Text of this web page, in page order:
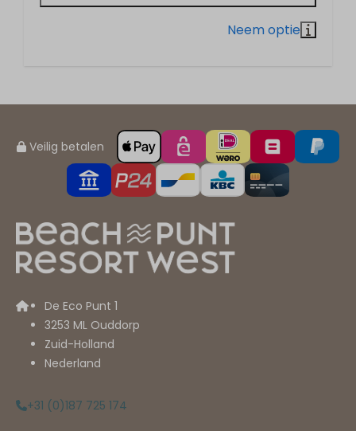
Veilig betalen
De Eco Punt 1
3253 ML Ouddorp
Zuid-Holland
Nederland
+31 (0)187 725 174